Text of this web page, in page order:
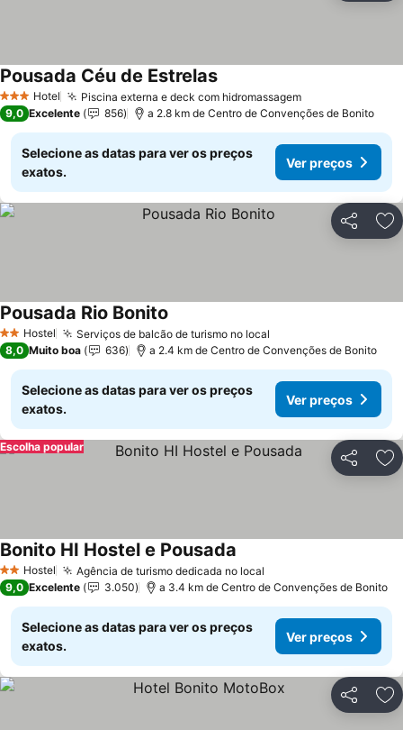
3 EstrelasHotel Piscina externa e deck com hidromassagemVer preços
Pousada Céu de EstrelasVer preços
9,0 Excelente 856 a 2.8 km de Centro de Convenções de Bonito
Selecione as datas para ver os preços
exatos.
Ver preços
Partilhar
2 Estrelas
Hostel Serviços de balcão de turismo no local
Pousada Rio Bonito
8,0 Muito boa 636 a 2.4 km de Centro de Convenções de Bonito
Selecione as datas para ver os preços
exatos.
Ver preços
Partilhar
Escolha popular
2 Estrelas
Hostel Agência de turismo dedicada no local
Bonito HI Hostel e Pousada
9,0 Excelente 3.050 a 3.4 km de Centro de Convenções de Bonito
Selecione as datas para ver os preços
exatos.
Ver preços
Partilhar